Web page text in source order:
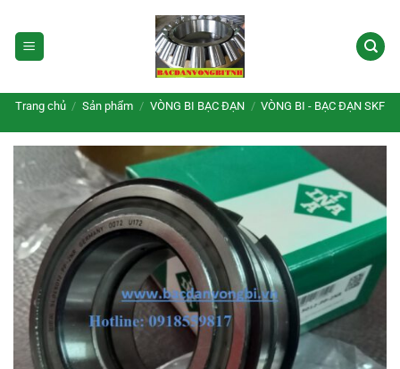
qua
nội
Trang chủ / Sản phẩm / VÒNG BI BẠC ĐẠN / VÒNG BI - BẠC ĐẠN SKF